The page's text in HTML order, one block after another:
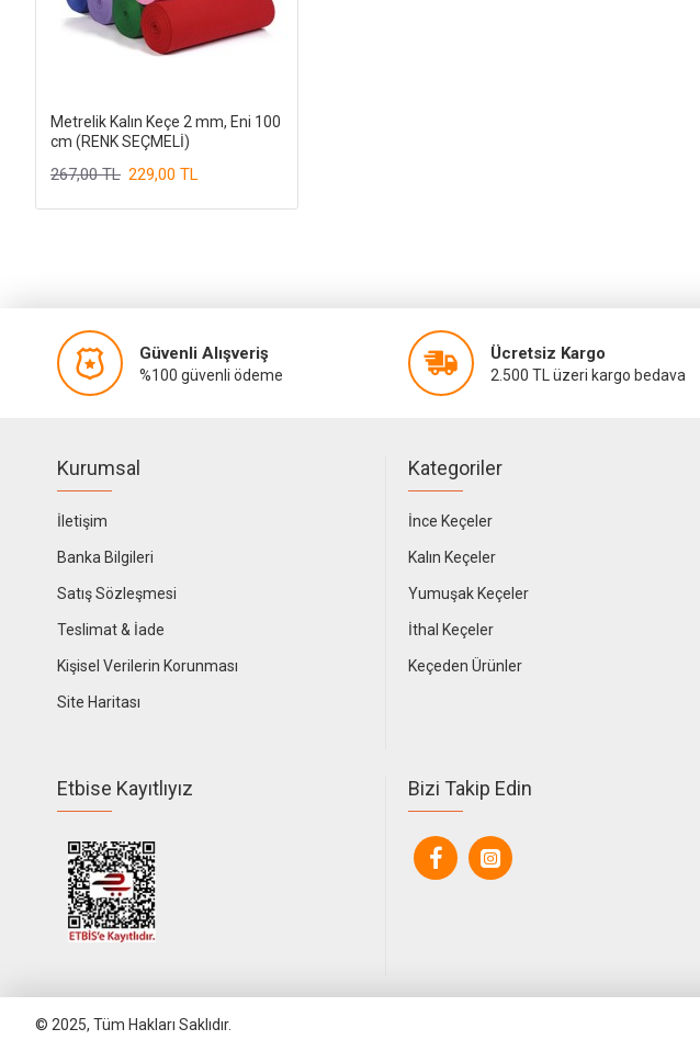
Metrelik Kalın Keçe 2 mm, Eni 100
cm (RENK SEÇMELİ)
229,00 TL
267,00 TL
Güvenli Alışveriş
%100 güvenli ödeme
Ücretsiz Kargo
2.500 TL üzeri kargo bedava
Kurumsal
İletişim
Banka Bilgileri
Satış Sözleşmesi
Teslimat & İade
Kişisel Verilerin Korunması
Site Haritası
Kategoriler
İnce Keçeler
Kalın Keçeler
Yumuşak Keçeler
İthal Keçeler
Keçeden Ürünler
Etbise Kayıtlıyız Bizi Takip Edin
© 2025, Tüm Hakları Saklıdır.